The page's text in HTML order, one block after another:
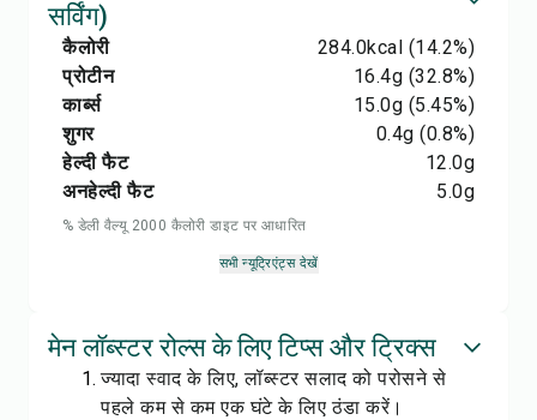
सर्विंग)
कैलोरी 284.0kcal (14.2%)
प्रोटीन
16.4g (32.8%)
कार्ब्स
15.0g (5.45%)
शुगर
0.4g (0.8%)
हेल्दी फैट
12.0g
अनहेल्दी फैट
5.0g
% डेली वैल्यू 2000 कैलोरी डाइट पर आधारित
सभी न्यूट्रिएंट्स देखें
मेन लॉब्स्टर रोल्स के लिए टिप्स और ट्रिक्स
ज्यादा स्वाद के लिए, लॉब्स्टर सलाद को परोसने से
पहले कम से कम एक घंटे के लिए ठंडा करें।